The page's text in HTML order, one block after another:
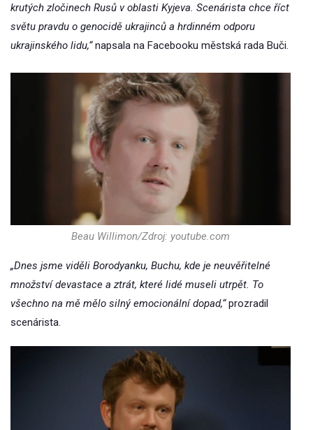
krutých zločinech Rusů v oblasti Kyjeva. Scenárista chce říct
světu pravdu o genocidě ukrajinců a hrdinném odporu
ukrajinského lidu,“napsala na Facebooku městská rada Buči.
Beau Willimon/Zdroj: youtube.com
„Dnes jsme viděli Borodyanku, Buchu, kde je neuvěřitelné
množství devastace a ztrát, které lidé museli utrpět. To
všechno na mě mělo silný emocionální dopad,“prozradil
scenárista.